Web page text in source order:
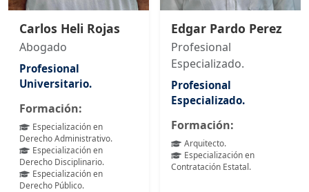
Carlos Heli Rojas
Abogado
Profesional
Universitario.
Formación:
Especialización en
Derecho Administrativo.
Especialización en
Derecho Disciplinario.
Especialización en
Derecho Público.
Edgar Pardo Perez
Profesional
Especializado.
Profesional
Especializado.
Formación:
Arquitecto.
Especialización en
Contratación Estatal.